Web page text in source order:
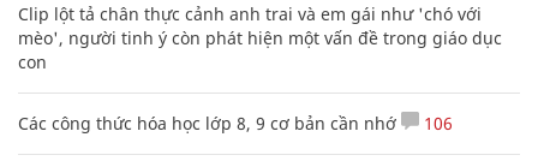
Clip lột tả chân thực cảnh anh trai và em gái như 'chó với
mèo', người tinh ý còn phát hiện một vấn đề trong giáo dục
con
Các công thức hóa học lớp 8, 9 cơ bản cần nhớ 106